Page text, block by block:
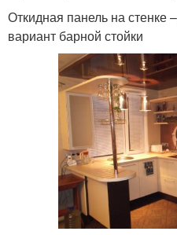
Откидная панель на стенке
вариант барной стойки